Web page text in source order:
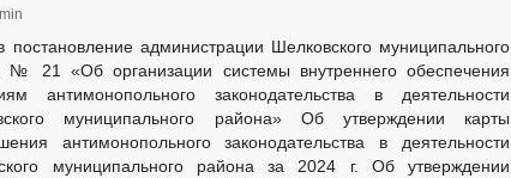
администрации Шелковского муниципального
№ 21 «Об организации системы внутреннего обеспечения
антимонопольного законодательства в деятельности
муниципального района» Об утверждении карты
антимонопольного законодательства в деятельности
муниципального района за 2024 г. Об утверждении